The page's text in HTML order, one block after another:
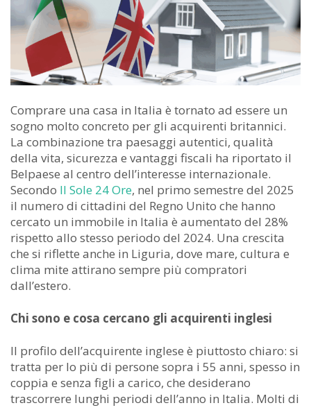
Comprare una casa in Italia è tornato ad essere un
sogno molto concreto per gli acquirenti britannici.
La combinazione tra paesaggi autentici, qualità
della vita, sicurezza e vantaggi fiscali ha riportato il
Belpaese al centro dell’interesse internazionale.
Secondo Il Sole 24 Ore, nel primo semestre del 2025
il numero di cittadini del Regno Unito che hanno
cercato un immobile in Italia è aumentato del 28%
rispetto allo stesso periodo del 2024. Una crescita
che si riflette anche in Liguria, dove mare, cultura e
clima mite attirano sempre più compratori
dall’estero.
Chi sono e cosa cercano gli acquirenti inglesi
Il profilo dell’acquirente inglese è piuttosto chiaro: si
tratta per lo più di persone sopra i 55 anni, spesso in
coppia e senza figli a carico, che desiderano
trascorrere lunghi periodi dell’anno in Italia. Molti di